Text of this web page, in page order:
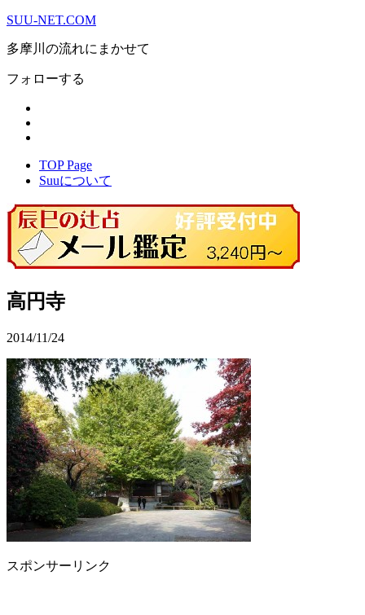
SUU-NET.COM
多摩川の流れにまかせて
フォローする
TOP Page
Suuについて
高円寺
2014/11/24
スポンサーリンク